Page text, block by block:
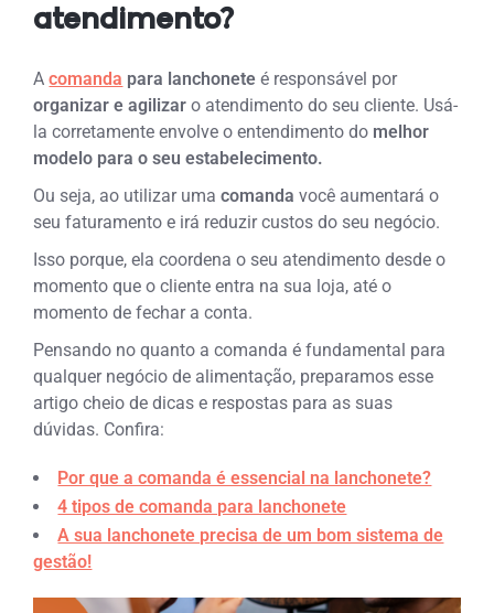
atendimento?
A comanda para lanchonete é responsável por
organizar e agilizar o atendimento do seu cliente. Usá-
la corretamente envolve o entendimento do melhor
modelo para o seu estabelecimento.
Ou seja, ao utilizar uma comandavocê aumentará o
seu faturamento e irá reduzir custos do seu negócio.
Isso porque, ela coordena o seu atendimento desde o
momento que o cliente entra na sua loja, até o
momento de fechar a conta.
Pensando no quanto a comanda é fundamental para
qualquer negócio de alimentação, preparamos esse
artigo cheio de dicas e respostas para as suas
dúvidas. Confira:
Por que a comanda é essencial na lanchonete?
4 tipos de comanda para lanchonete
A sua lanchonete precisa de um bom sistema de
gestão!